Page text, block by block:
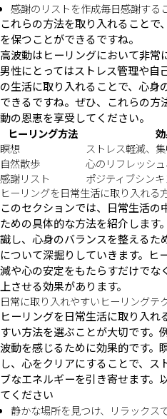
感謝のリストを作成毎日感謝する
これらの方法を取り入れることで
を保つことができるですね。
高波動はヒーリングにおいて非常
男性にとってはストレス管理や自
の生活に取り入れることで、心身
できるですね。ぜひ、これらの方
動の恩恵を享受してください。
ヒーリング方法
瞑想
ストレス軽減、
自然散歩
心のリフレッシ
感謝リスト
ポジティブシン
ヒーリングを日常生活に取り入れる
このセクションでは、日常生活の
ための具体的な方法を紹介します
識し、心身のバランスを整えるた
について深掘りしていきます。ヒ
減や心の安定をもたらすだけでな
上させる効果があります。
日常に取り入れやすいヒーリングテ
ヒーリングを日常生活に取り入れ
すい方法を選ぶことが大切です。
波動を感じるために効果的です。
し、心をクリアにすることで、ス
ブなエネルギーを引き寄せます。
てください
静かな場所を見つけ、リラックス